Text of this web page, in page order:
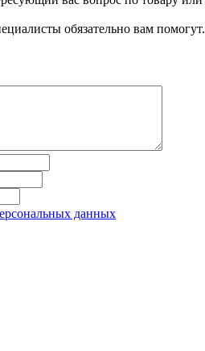
обязательно вам помогут.
данных